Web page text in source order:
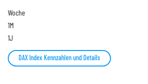
Woche
1M
1J
DAX Index Kennzahlen und Details